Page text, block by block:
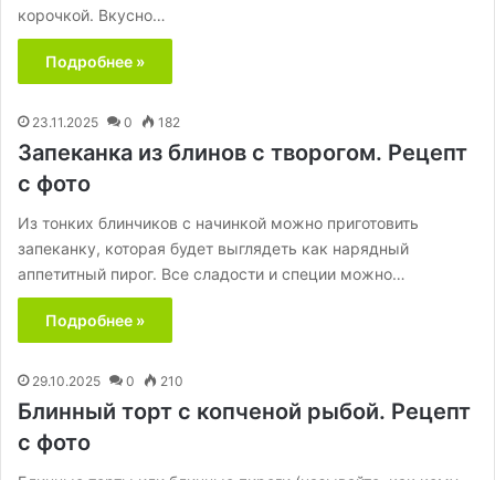
корочкой. Вкусно…
Подробнее »
23.11.2025 0 182
Запеканка из блинов с творогом. Рецепт
с фото
Из тонких блинчиков с начинкой можно приготовить
запеканку, которая будет выглядеть как нарядный
аппетитный пирог. Все сладости и специи можно…
Подробнее »
29.10.2025 0 210
Блинный торт с копченой рыбой. Рецепт
с фото